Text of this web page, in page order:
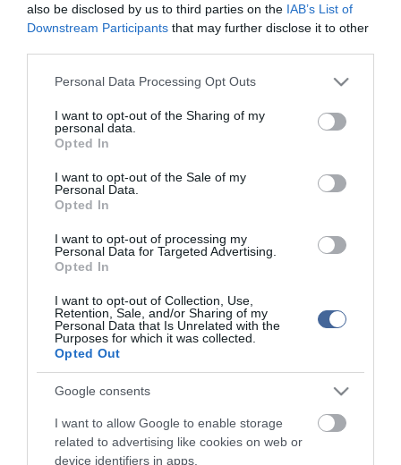
also be disclosed by us to third parties on the IAB’s List of
Downstream Participants that may further disclose it to other
Please note that this website/app uses one or more Google
not limited to your visit or usage behaviour. You may click to
grant or deny consent to Google and its third-party tags to
use your data for below specified purposes in below Google
consent section.
Personal Data Processing Opt Outs
I want to opt-out of the Sharing of my
personal data.
Opted In
I want to opt-out of the Sale of my
Personal Data.
Opted In
I want to opt-out of processing my
Personal Data for Targeted Advertising.
Opted In
I want to opt-out of Collection, Use,
Retention, Sale, and/or Sharing of my
Personal Data that Is Unrelated with the
Purposes for which it was collected.
Opted Out
Google consents
I want to allow Google to enable storage
related to advertising like cookies on web or
device identifiers in apps.
Figyelem! A cikkhez hozzáfűzött hozzászólások nem a
tükrözik. A szerkesztőség mindössze a hírek publikációjával foglalkozik, a
Kérjük, kulturáltan, mások személyiségi jogainak és jó hírnevének tiszteletben
Magyar Péter: átfogó energiafejlesztési tervet fogadott el a
kormány
az államfőválasztás
Szomjazó gólyának adott inni egy férfi Tiszakécskénél -
megható pillanatot rögzített a kamera
12:56
Megható felvétel: elpusztult borját vitte magával egy
delfinanya
Halálos fenyegetés miatt lemondta erdélyi koncertjét Majka
Pórázra kötve hagytak egy kutyát egy híd alatt Miskolcon